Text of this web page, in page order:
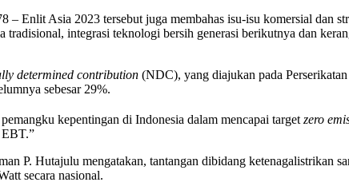
Asia 2023 tersebut juga membahas isu-isu komersial dan
integrasi teknologi bersih generasi berikutnya dan
determined contribution (NDC), yang diajukan pada
sebesar 29%.
kepentingan di Indonesia dalam mencapai target zero
EBT.”
P. Hutajulu mengatakan, tantangan dibidang ketenagalistrikan
secara nasional.